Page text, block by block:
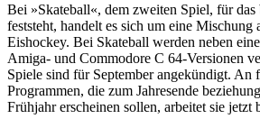
Bei »Skateball«, dem zweiten Spiel, für das
feststeht, handelt es sich um eine Mischung
Eishockey. Bei Skateball werden neben
Amiga- und Commodore C 64-Versionen
Spiele sind für September angekündigt. An
Programmen, die zum Jahresende
Frühjahr erscheinen sollen, arbeitet sie jetzt